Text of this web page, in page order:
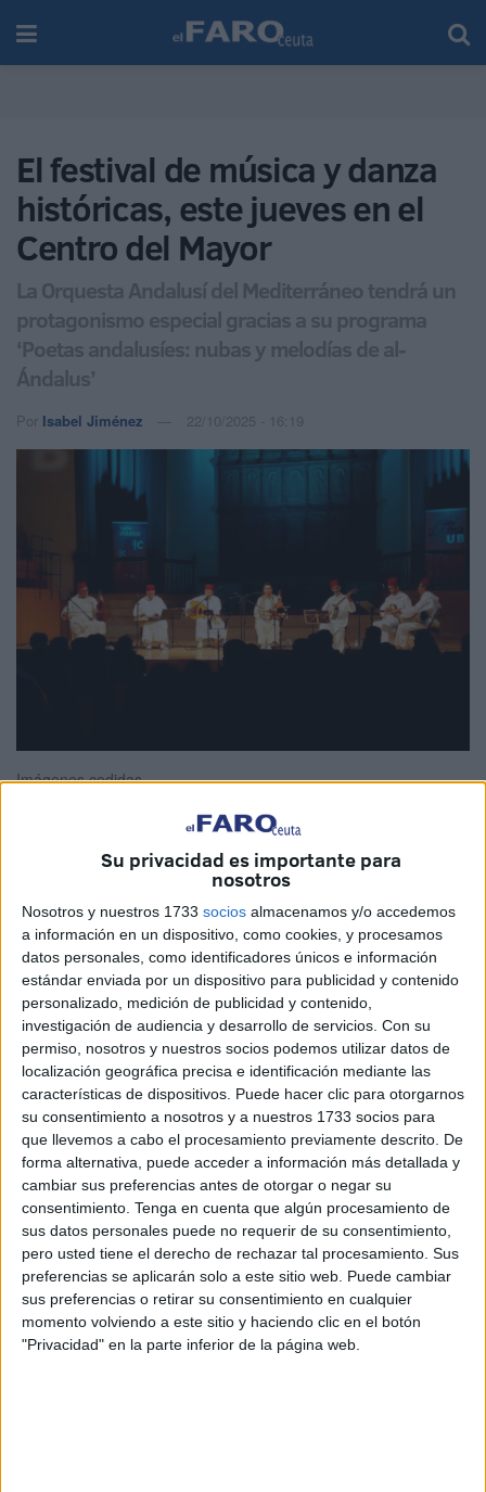
Su privacidad es importante para
nosotros
Nosotros y nuestros 1733 socios almacenamos y/o accedemos
a información en un dispositivo, como cookies, y procesamos
datos personales, como identificadores únicos e información
estándar enviada por un dispositivo para publicidad y contenido
personalizado, medición de publicidad y contenido,
investigación de audiencia y desarrollo de servicios. Con su
permiso, nosotros y nuestros socios podemos utilizar datos de
localización geográfica precisa e identificación mediante las
características de dispositivos. Puede hacer clic para otorgarnos
su consentimiento a nosotros y a nuestros 1733 socios para
que llevemos a cabo el procesamiento previamente descrito. De
forma alternativa, puede acceder a información más detallada y
cambiar sus preferencias antes de otorgar o negar su
consentimiento. Tenga en cuenta que algún procesamiento de
sus datos personales puede no requerir de su consentimiento,
pero usted tiene el derecho de rechazar tal procesamiento. Sus
preferencias se aplicarán solo a este sitio web. Puede cambiar
sus preferencias o retirar su consentimiento en cualquier
momento volviendo a este sitio y haciendo clic en el botón
"Privacidad" en la parte inferior de la página web.
El festival de música y danza
históricas, este jueves en el
Centro del Mayor
La Orquesta Andalusí del Mediterráneo tendrá un
protagonismo especial gracias a su programa
‘Poetas andalusíes: nubas y melodías de al-
Ándalus’
Por Isabel Jiménez 22/10/2025 - 16:19
Imágenes cedidas
El salón de actos del Centro del Mayor de Ceuta acogerá
este jueves, a partir de las 20.15 horas, la III edición del
festival de música y danza históricasFemudahi 2025
en el que laOrquesta Andalusí del Mediterráneotendrá
un protagonismo especial gracias a su programa
andalusíes: nubas y melodías deal-Ándalus ’.
Con esta iniciativa, la formación musical propone un viaje
espiritual desde la Península Ibérica hasta Siria
fusionando poesía,música y la danza sufí. Un
espectáculo que, según cuentan, “es unainvitación a la
meditación , tanto para los artistas como para el público,
guiándolos hacia su propio camino espiritual”.